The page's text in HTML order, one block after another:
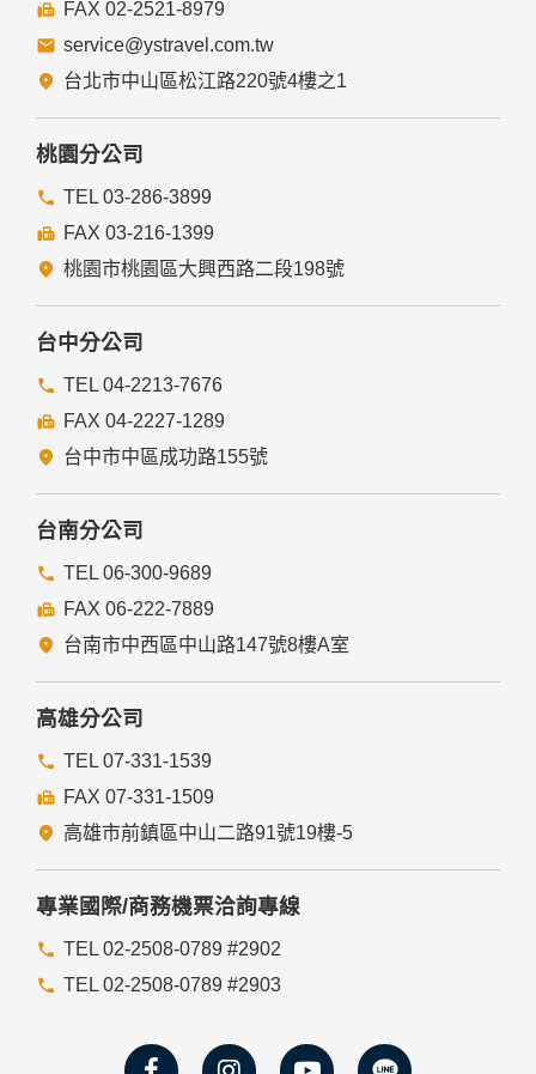
FAX 02-2521-8979
service@ystravel.com.tw
台北市中山區松江路220號4樓之1
桃園分公司
TEL 03-286-3899
FAX 03-216-1399
桃園市桃園區大興西路二段198號
台中分公司
TEL 04-2213-7676
FAX 04-2227-1289
台中市中區成功路155號
台南分公司
TEL 06-300-9689
FAX 06-222-7889
台南市中西區中山路147號8樓A室
高雄分公司
TEL 07-331-1539
FAX 07-331-1509
高雄市前鎮區中山二路91號19樓-5
專業國際/商務機票洽詢專線
TEL 02-2508-0789 #2902
TEL 02-2508-0789 #2903